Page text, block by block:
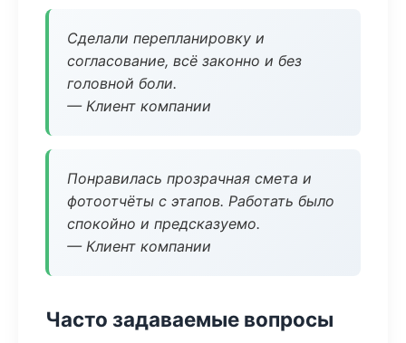
Сделали перепланировку и
согласование, всё законно и без
головной боли.
— Клиент компании
Понравилась прозрачная смета и
фотоотчёты с этапов. Работать было
спокойно и предсказуемо.
— Клиент компании
Часто задаваемые вопросы